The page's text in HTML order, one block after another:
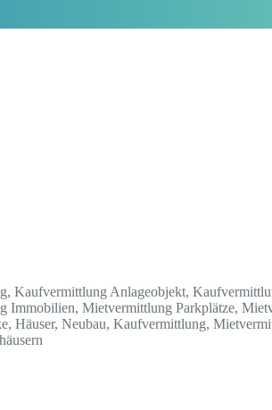
Kaufvermittlung Anlageobjekt,
Mietvermittlung Parkplätze,
Häuser, Neubau, Kaufvermittlung,